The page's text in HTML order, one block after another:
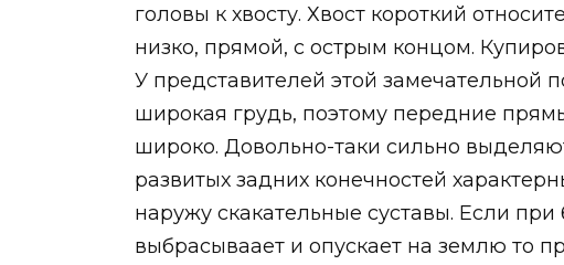
головы к хвосту. Хвост короткий
низко, прямой, с острым концом.
У представителей этой
широкая грудь, поэтому передние
широко. Довольно-таки сильно
развитых задних конечностей
наружу скакательные суставы. Если при
выбрасываает и опускает на землю то